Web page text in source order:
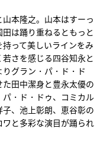
山本隆之。山本はすーっ
は踊り重ねるともっと
って美しいラインをみ
さを感じる四谷知永と
グラン・パ・ド・ド
田中潔身と豊永太優の
パ・ド・ドゥ、コミカル
、池上彰朗、恵谷彰の
ワと多彩な演目が踊られ